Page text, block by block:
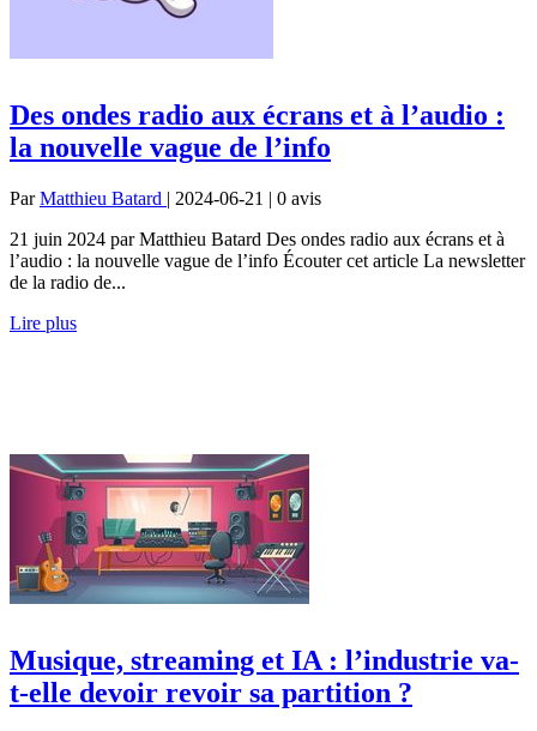
Des ondes radio aux écrans et à l’audio :
la nouvelle vague de l’info
ParMatthieu Batard | 2024-06-21 | 0 avis
21 juin 2024 par Matthieu Batard Des ondes radio aux écrans et à
l’audio : la nouvelle vague de l’info Écouter cet article La newsletter
de la radio de...
Lire plus
Musique, streaming et IA : l’industrie va-
t-elle devoir revoir sa partition ?